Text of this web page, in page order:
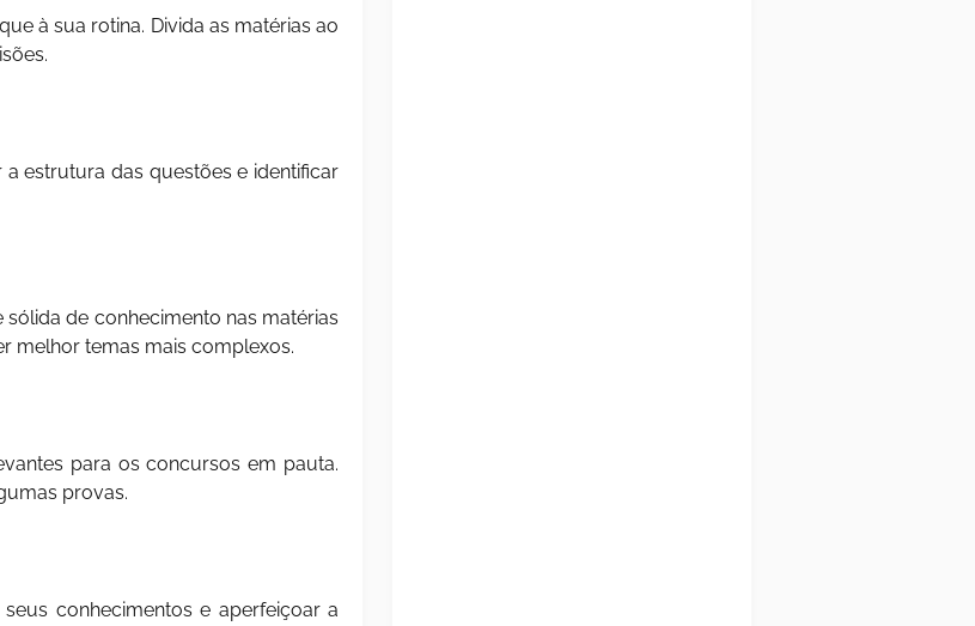
à sua rotina. Divida as matérias ao
estrutura das questões e identificar
de conhecimento nas matérias
melhor temas mais complexos.
para os concursos em pauta.
provas.
conhecimentos e aperfeiçoar a